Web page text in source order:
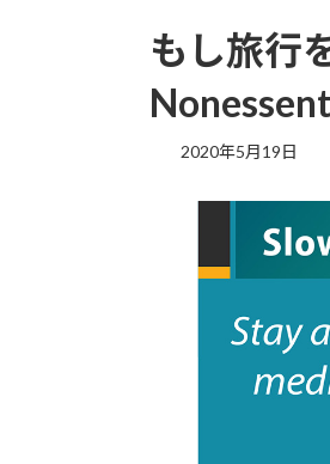
もし旅行
2020年5月19日